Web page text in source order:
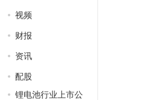
视频
财报
资讯
配股
锂电池行业上市公